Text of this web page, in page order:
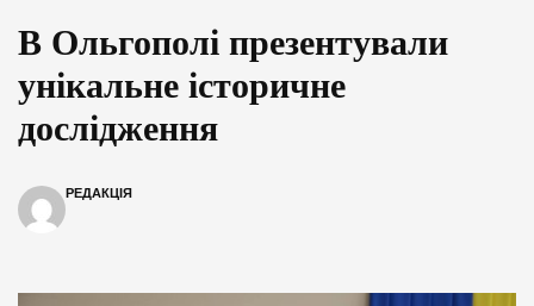
В Ольгополі презентували
унікальне історичне
дослідження
РЕДАКЦІЯ